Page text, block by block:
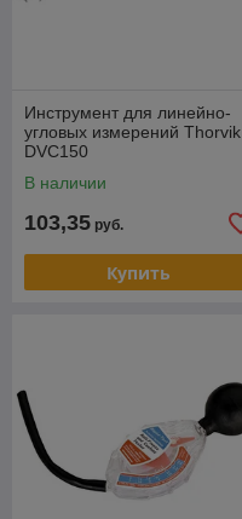
Инструмент для линейно-
угловых измерений Thorvik
DVC150
В наличии
103,35 руб.
Купить